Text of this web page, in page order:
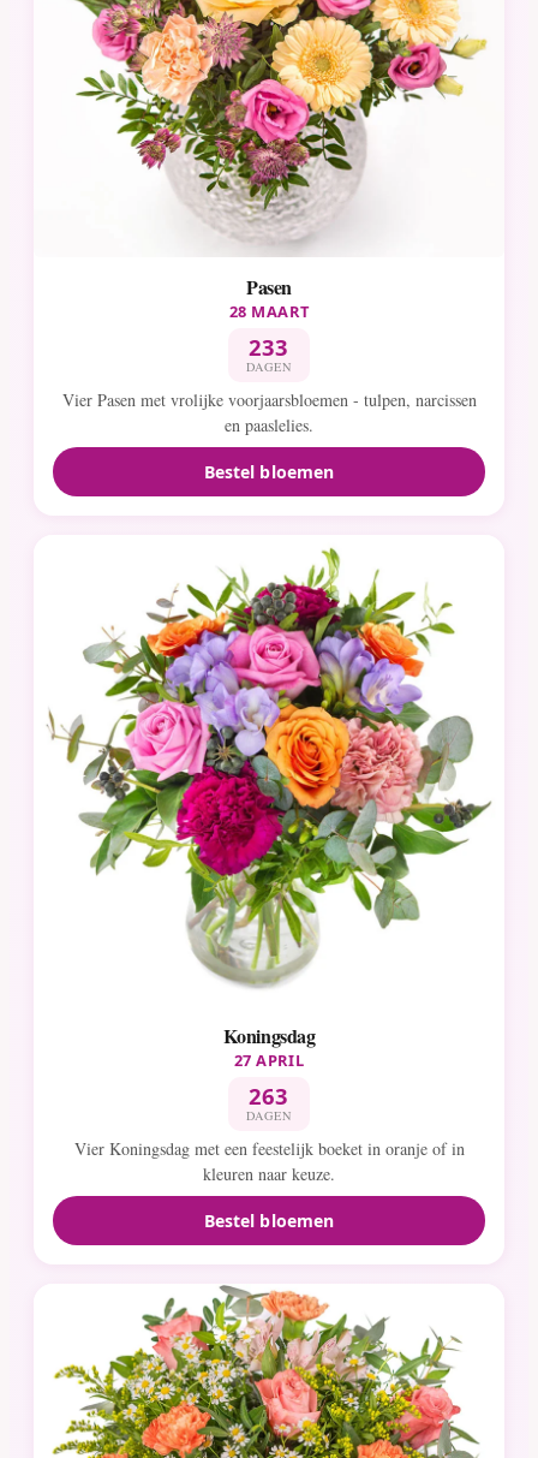
Pasen
28 MAART
233
DAGEN
Vier Pasen met vrolijke voorjaarsbloemen - tulpen, narcissen
en paaslelies.
Bestel bloemen
Koningsdag
27 APRIL
263
DAGEN
Vier Koningsdag met een feestelijk boeket in oranje of in
kleuren naar keuze.
Bestel bloemen